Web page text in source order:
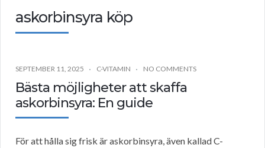
askorbinsyra köp
SEPTEMBER 11, 2025 C-VITAMIN NO COMMENTS
Bästa möjligheter att skaffa
askorbinsyra: En guide
För att hålla sig frisk är askorbinsyra, även kallad C-